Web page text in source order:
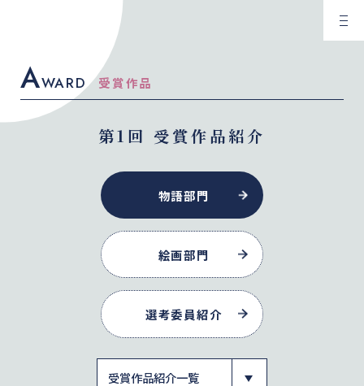
AWARD 受賞作品
第1回 受賞作品紹介
物語部門
絵画部門
選考委員紹介